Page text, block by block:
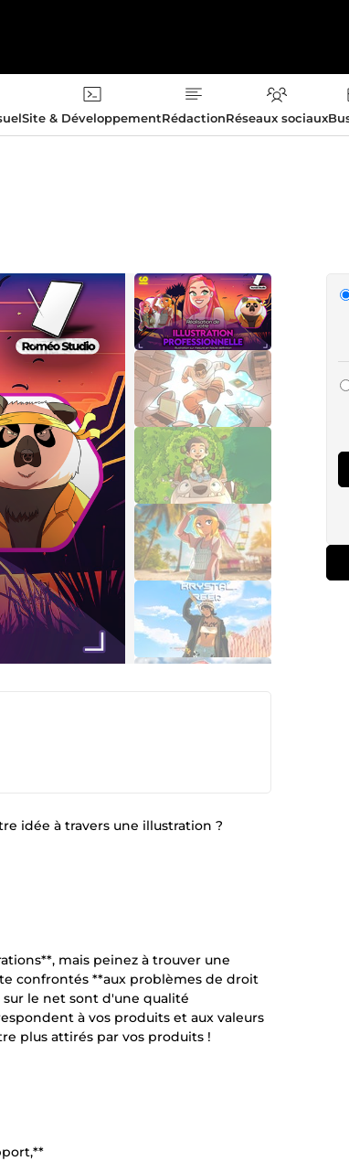
Site & DéveloppementRédactionRéseaux sociaux
idée à travers une illustration ?
mais peinez à trouver une
confrontés **aux problèmes de droit
le net sont d'une qualité
à vos produits et aux valeurs
plus attirés par vos produits !